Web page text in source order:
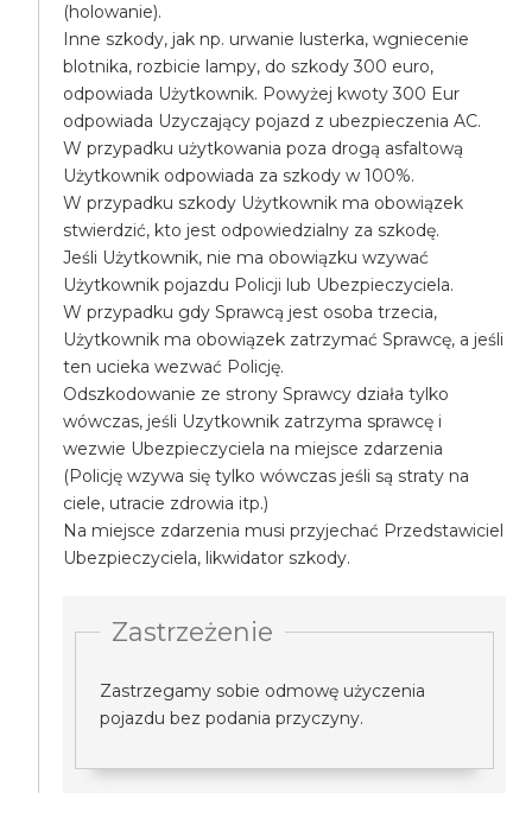
(holowanie).
Inne szkody, jak np. urwanie lusterka, wgniecenie
blotnika, rozbicie lampy, do szkody 300 euro,
odpowiada Użytkownik. Powyżej kwoty 300 Eur
odpowiada Uzyczający pojazd z ubezpieczenia AC.
W przypadku użytkowania poza drogą asfaltową
Użytkownik odpowiada za szkody w 100%.
W przypadku szkody Użytkownik ma obowiązek
stwierdzić, kto jest odpowiedzialny za szkodę.
Jeśli Użytkownik, nie ma obowiązku wzywać
Użytkownik pojazdu Policji lub Ubezpieczyciela.
W przypadku gdy Sprawcą jest osoba trzecia,
Użytkownik ma obowiązek zatrzymać Sprawcę, a jeśli
ten ucieka wezwać Policję.
Odszkodowanie ze strony Sprawcy działa tylko
wówczas, jeśli Uzytkownik zatrzyma sprawcę i
wezwie Ubezpieczyciela na miejsce zdarzenia
(Policję wzywa się tylko wówczas jeśli są straty na
ciele, utracie zdrowia itp.)
Na miejsce zdarzenia musi przyjechać Przedstawiciel
Ubezpieczyciela, likwidator szkody.
Zastrzeżenie
Zastrzegamy sobie odmowę użyczenia
pojazdu bez podania przyczyny.